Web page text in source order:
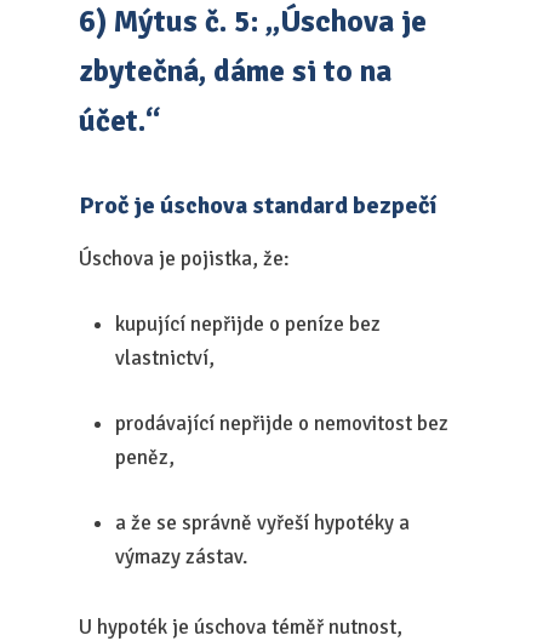
6) Mýtus č. 5: „Úschova je
zbytečná, dáme si to na
účet.“
Proč je úschova standard bezpečí
Úschova je pojistka, že:
kupující nepřijde o peníze bez
vlastnictví,
prodávající nepřijde o nemovitost bez
peněz,
a že se správně vyřeší hypotéky a
výmazy zástav.
U hypoték je úschova téměř nutnost,